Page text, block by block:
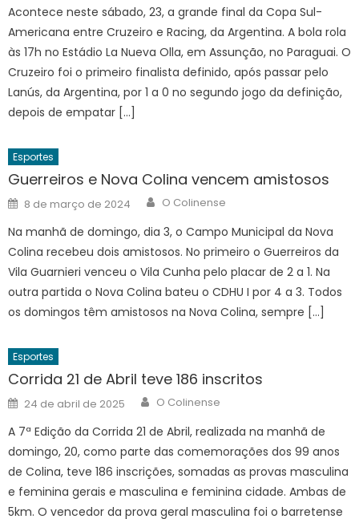
Acontece neste sábado, 23, a grande final da Copa Sul-
Americana entre Cruzeiro e Racing, da Argentina. A bola rola
às 17h no Estádio La Nueva Olla, em Assunção, no Paraguai. O
Cruzeiro foi o primeiro finalista definido, após passar pelo
Lanús, da Argentina, por 1 a 0 no segundo jogo da definição,
depois de empatar […]
Esportes
Guerreiros e Nova Colina vencem amistosos
Posted
on
8 de março de 2024 Author
O Colinense
Na manhã de domingo, dia 3, o Campo Municipal da Nova
Colina recebeu dois amistosos. No primeiro o Guerreiros da
Vila Guarnieri venceu o Vila Cunha pelo placar de 2 a 1. Na
outra partida o Nova Colina bateu o CDHU I por 4 a 3. Todos
os domingos têm amistosos na Nova Colina, sempre […]
Esportes
Corrida 21 de Abril teve 186 inscritos
Posted
on
24 de abril de 2025 Author
O Colinense
A 7ª Edição da Corrida 21 de Abril, realizada na manhã de
domingo, 20, como parte das comemorações dos 99 anos
de Colina, teve 186 inscrições, somadas as provas masculina
e feminina gerais e masculina e feminina cidade. Ambas de
5km. O vencedor da prova geral masculina foi o barretense